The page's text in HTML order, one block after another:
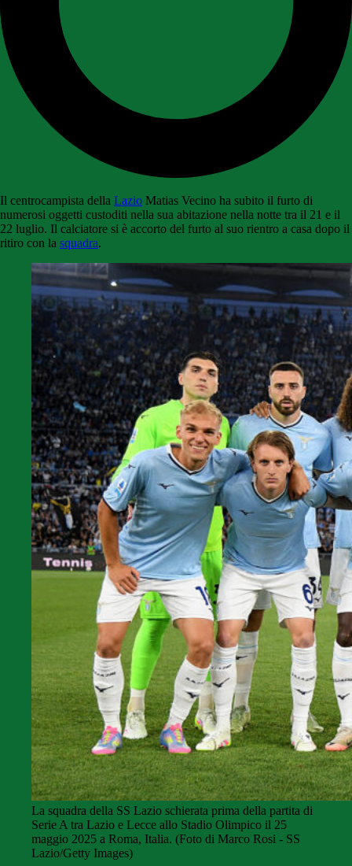
Il centrocampista della Lazio Matias Vecino ha subito il furto di
numerosi oggetti custoditi nella sua abitazione nella notte tra il 21 e il
22 luglio. Il calciatore si è accorto del furto al suo rientro a casa dopo il
ritiro con la squadra.
La squadra della SS Lazio schierata prima della partita di
Serie A tra Lazio e Lecce allo Stadio Olimpico il 25
maggio 2025 a Roma, Italia. (Foto di Marco Rosi - SS
Lazio/Getty Images)